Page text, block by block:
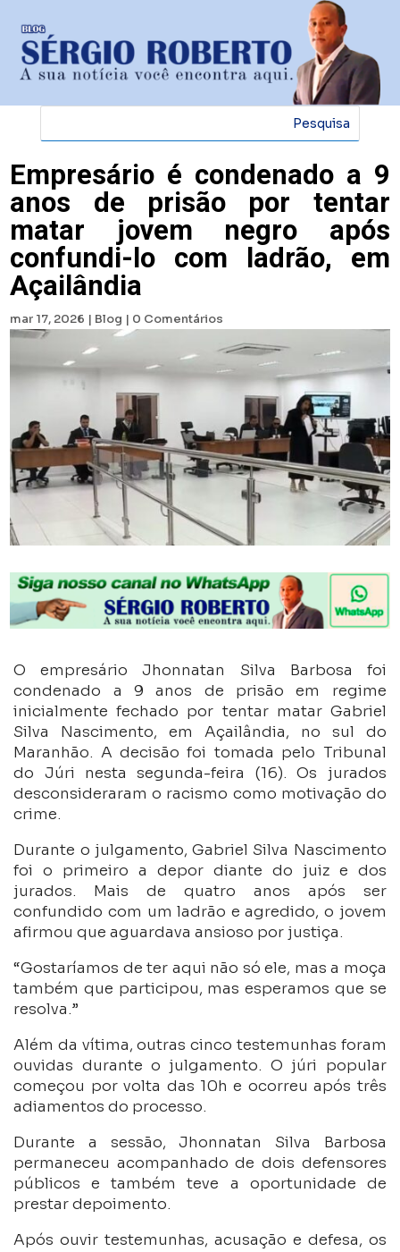
Empresário é condenado a 9
anos de prisão por tentar
matar jovem negro após
confundi-lo com ladrão, em
Açailândia
mar 17, 2026 | Blog | 0 Comentários
O empresário Jhonnatan Silva Barbosa foi
condenado a 9 anos de prisão em regime
inicialmente fechado por tentar matar Gabriel
Silva Nascimento, em Açailândia, no sul do
Maranhão. A decisão foi tomada pelo Tribunal
do Júri nesta segunda-feira (16). Os jurados
desconsideraram o racismo como motivação do
crime.
Durante o julgamento, Gabriel Silva Nascimento
foi o primeiro a depor diante do juiz e dos
jurados. Mais de quatro anos após ser
confundido com um ladrão e agredido, o jovem
afirmou que aguardava ansioso por justiça.
“Gostaríamos de ter aqui não só ele, mas a moça
também que participou, mas esperamos que se
resolva.”
Além da vítima, outras cinco testemunhas foram
ouvidas durante o julgamento. O júri popular
começou por volta das 10h e ocorreu após três
adiamentos do processo.
Durante a sessão, Jhonnatan Silva Barbosa
permaneceu acompanhado de dois defensores
públicos e também teve a oportunidade de
prestar depoimento.
Após ouvir testemunhas, acusação e defesa, os